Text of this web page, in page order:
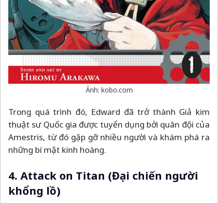
Ảnh: kobo.com
Trong quá trình đó, Edward đã trở thành Giả kim
thuật sư Quốc gia được tuyển dụng bởi quân đội của
Amestris, từ đó gặp gỡ nhiều người và khám phá ra
những bí mật kinh hoàng.
4. Attack on Titan (Đại chiến người
khổng lồ)